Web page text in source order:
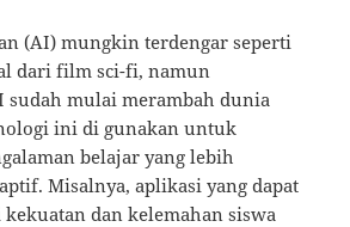
(AI) mungkin terdengar seperti
dari film sci-fi, namun
sudah mulai merambah dunia
ini di gunakan untuk
belajar yang lebih
Misalnya, aplikasi yang dapat
dan kelemahan siswa